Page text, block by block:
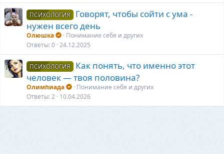
ПСИХОЛОГИЯ
Говорят, чтобы сойти с ума -
нужен всего день
Олюшка
Понимание себя и других
Ответы 0 24.12.2025
ПСИХОЛОГИЯ
Как понять, что именно этот
человек — твоя половина?
Олимпиада
Понимание себя и других
Ответы 2 10.04.2026